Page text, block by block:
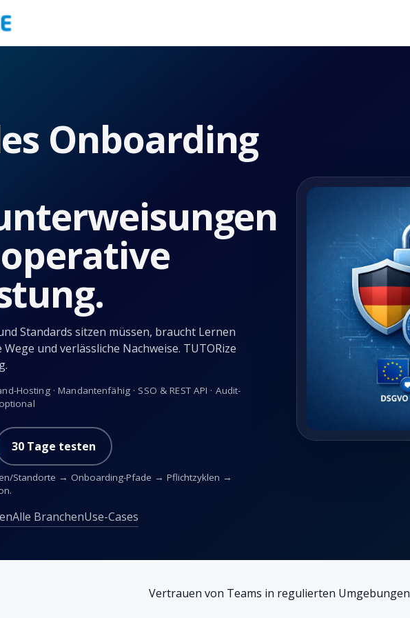
Onboarding
Standards sitzen müssen, braucht Lernen
und verlässliche Nachweise. TUTORize
Hosting · Mandantenfähig · SSO & REST API · Audit-
30 Tage testen
Standorte → Onboarding-Pfade → Pflichtzyklen →
Alle BranchenUse-Cases
Vertrauen von Teams in regulierten Umgebungen